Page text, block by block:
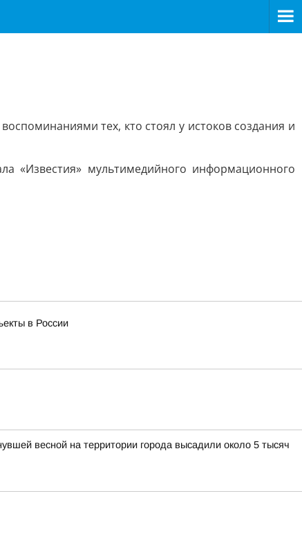
тех, кто стоял у истоков создания и
«Известия» мультимедийного информационного
в России
весной на территории города высадили около 5 тысяч